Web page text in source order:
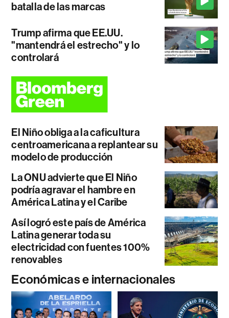
batalla de las marcas
Trump afirma que EE.UU.
"mantendrá el estrecho" y lo
controlará
El Niño obliga a la caficultura
centroamericana a replantear su
modelo de producción
La ONU advierte que El Niño
podría agravar el hambre en
América Latina y el Caribe
Así logró este país de América
Latina generar toda su
electricidad con fuentes 100%
renovables
Económicas e internacionales